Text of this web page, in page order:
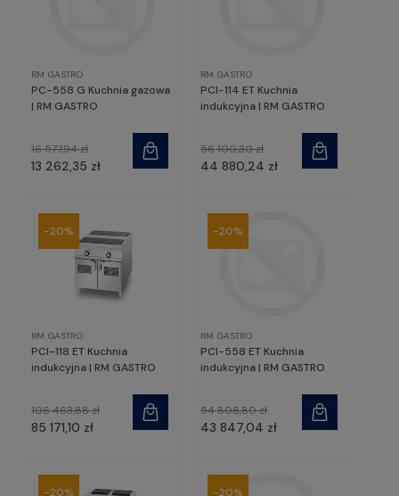
RM GASTRO
PC-558 G Kuchnia gazowa
| RM GASTRO
13 262,35 zł
16 577,94 zł
RM GASTRO
PCI-114 ET Kuchnia
indukcyjna | RM GASTRO
44 880,24 zł
56 100,30 zł
RM GASTRO
PCI-118 ET Kuchnia
indukcyjna | RM GASTRO
85 171,10 zł
106 463,88 zł
-20%
RM GASTRO
PCI-558 ET Kuchnia
indukcyjna | RM GASTRO
43 847,04 zł
54 808,80 zł
-20%
-20% -20%